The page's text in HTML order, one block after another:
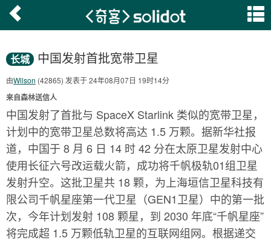
长城 中国发射首批宽带卫星
由Wilson (42865) 发表于 24年08月07日 19时14分
来自森林送信人
中国发射了首批与 SpaceX Starlink 类似的宽带卫星，
计划中的宽带卫星总数将高达 1.5 万颗。据新华社报
道，中国于 8 月 6 日 14 时 42 分在太原卫星发射中心
使用长征六号改运载火箭，成功将千帆极轨01组卫星
发射升空。这批卫星共 18 颗，为上海垣信卫星科技有
限公司千帆星座第一代卫星（GEN1卫星）中的第一批
次，今年计划发射 108 颗星，到 2030 年底“千帆星座”
将完成超 1.5 万颗低轨卫星的互联网组网。根据递交